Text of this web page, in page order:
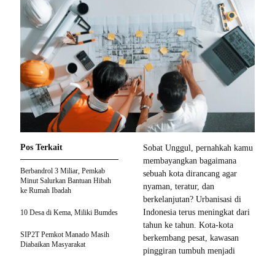
Sobat Unggul, pernahkah kamu
membayangkan bagaimana
sebuah kota dirancang agar
nyaman, teratur, dan
berkelanjutan? Urbanisasi di
Indonesia terus meningkat dari
tahun ke tahun. Kota-kota
berkembang pesat, kawasan
pinggiran tumbuh menjadi
Pos Terkait
Berbandrol 3 Miliar, Pemkab
Minut Salurkan Bantuan Hibah
ke Rumah Ibadah
10 Desa di Kema, Miliki Bumdes
SIP2T Pemkot Manado Masih
Diabaikan Masyarakat